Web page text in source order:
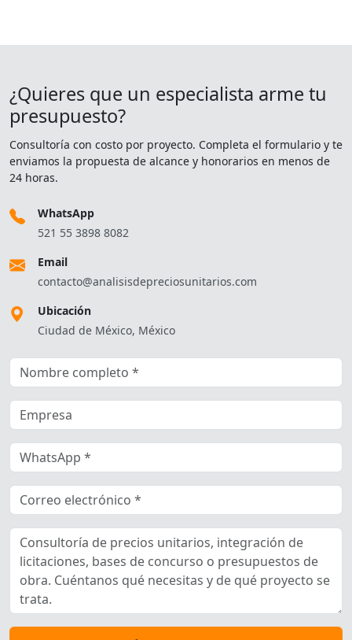
¿Quieres que un especialista arme tu
presupuesto?
Consultoría con costo por proyecto. Completa el formulario y te
enviamos la propuesta de alcance y honorarios en menos de
24 horas.
WhatsApp
521 55 3898 8082
Email
contacto@analisisdepreciosunitarios.com
Ubicación
Ciudad de México, México